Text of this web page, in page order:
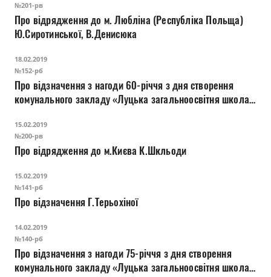
№201-рв
Про відрядження до м. Любліна (Республіка Польща)
Ю.Сиротинської, В.Денисюка
18.02.2019
№152-рб
Про відзначення з нагоди 60-річчя з дня створення
комунального закладу «Луцька загальноосвітня школа
15.02.2019
№200-рв
Про відрядження до м.Києва К.Шкльоди
15.02.2019
№141-рб
Про відзначення Г.Терьохіної
14.02.2019
№140-рб
Про відзначення з нагоди 75-річчя з дня створення
комунального закладу «Луцька загальноосвітня школа